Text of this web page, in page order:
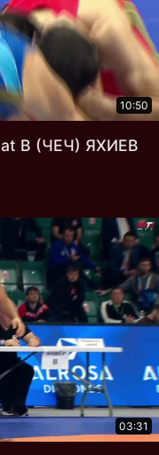
10:50
В (ЧЕЧ) ЯХИЕВ
03:31